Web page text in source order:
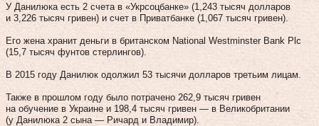
У Данилюка есть 2 счета в «Укрсоцбанке» (1,243 тысяч долларов
и 3,226 тысяч гривен) и счет в Приватбанке (1,067 тысяч гривен).
Его жена хранит деньги в британском National Westminster Bank Plc
(15,7 тысяч фунтов стерлингов).
В 2015 году Данилюк одолжил 53 тысячи долларов третьим лицам.
Также в прошлом году было потрачено 262,9 тысяч гривен
на обучение в Украине и 198,4 тысяч гривен — в Великобритании
(у Данилюка 2 сына — Ричард и Владимир).